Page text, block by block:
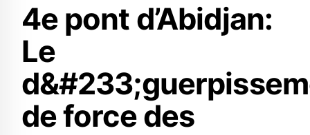
4e pont d’Abidjan:
Le
de force des